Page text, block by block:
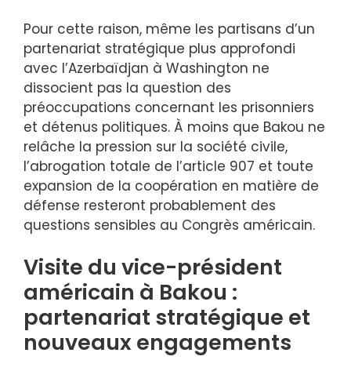
Pour cette raison, même les partisans d’un
partenariat stratégique plus approfondi
avec l’Azerbaïdjan à Washington ne
dissocient pas la question des
préoccupations concernant les prisonniers
et détenus politiques. À moins que Bakou ne
relâche la pression sur la société civile,
l’abrogation totale de l’article 907 et toute
expansion de la coopération en matière de
défense resteront probablement des
questions sensibles au Congrès américain.
Visite du vice-président
américain à Bakou :
partenariat stratégique et
nouveaux engagements